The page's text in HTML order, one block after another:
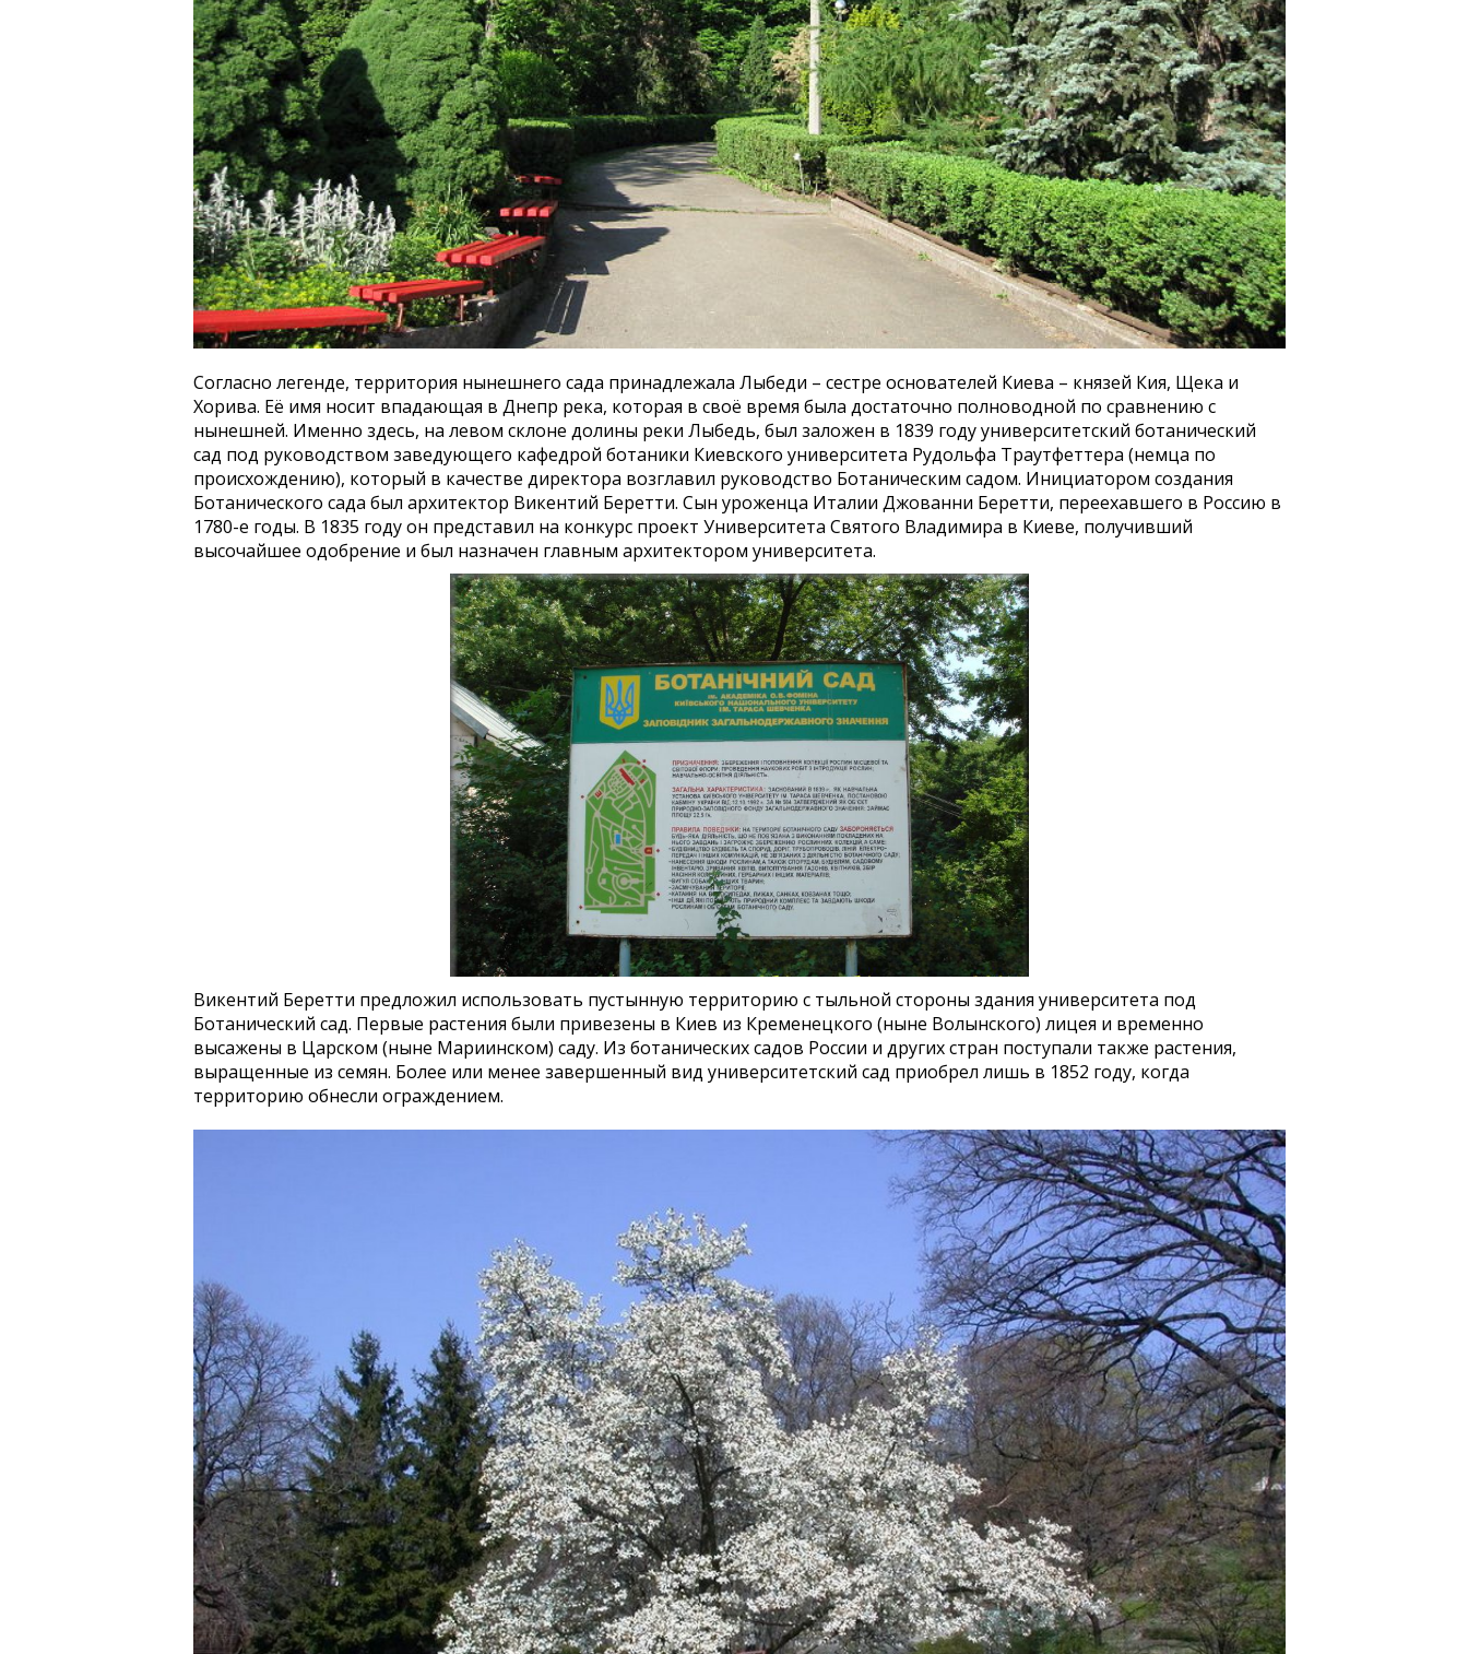
Согласно легенде, территория нынешнего сада принадлежала Лыбеди – сестре основателей Киева – князей Кия, Щека и
Хорива. Её имя носит впадающая в Днепр река, которая в своё время была достаточно полноводной по сравнению с
нынешней. Именно здесь, на левом склоне долины реки Лыбедь, был заложен в 1839 году университетский ботанический
сад под руководством заведующего кафедрой ботаники Киевского университета Рудольфа Траутфеттера (немца по
происхождению), который в качестве директора возглавил руководство Ботаническим садом. Инициатором создания
Ботанического сада был архитектор Викентий Беретти. Сын уроженца Италии Джованни Беретти, переехавшего в Россию в
1780-е годы. В 1835 году он представил на конкурс проект Университета Святого Владимира в Киеве, получивший
высочайшее одобрение и был назначен главным архитектором университета.
Викентий Беретти предложил использовать пустынную территорию с тыльной стороны здания университета под
Ботанический сад. Первые растения были привезены в Киев из Кременецкого (ныне Волынского) лицея и временно
высажены в Царском (ныне Мариинском) саду. Из ботанических садов России и других стран поступали также растения,
выращенные из семян. Более или менее завершенный вид университетский сад приобрел лишь в 1852 году, когда
территорию обнесли ограждением.